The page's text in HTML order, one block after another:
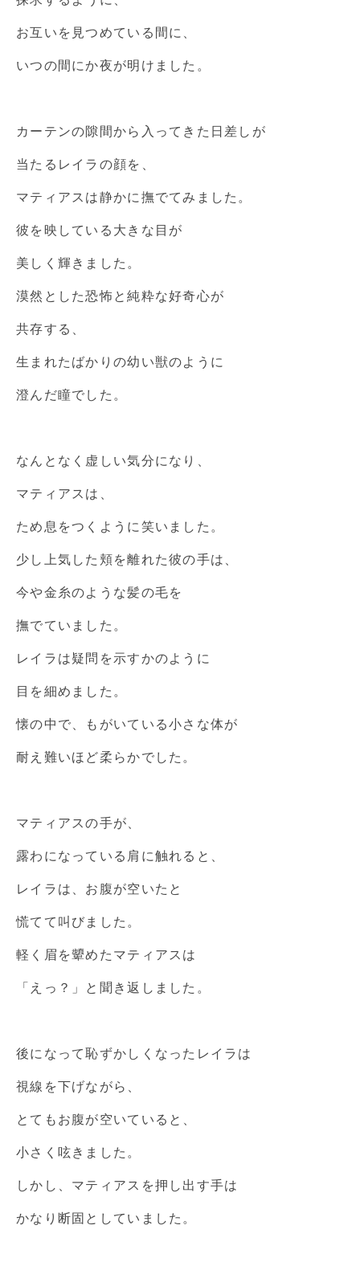
お互いを見つめている間に、
いつの間にか夜が明けました。
カーテンの隙間から入ってきた日差しが
当たるレイラの顔を、
マティアスは静かに撫でてみました。
彼を映している大きな目が
美しく輝きました。
漠然とした恐怖と純粋な好奇心が
共存する、
生まれたばかりの幼い獣のように
澄んだ瞳でした。
なんとなく虚しい気分になり、
マティアスは、
ため息をつくように笑いました。
少し上気した頬を離れた彼の手は、
今や金糸のような髪の毛を
撫でていました。
レイラは疑問を示すかのように
目を細めました。
懐の中で、もがいている小さな体が
耐え難いほど柔らかでした。
マティアスの手が、
露わになっている肩に触れると、
レイラは、お腹が空いたと
慌てて叫びました。
軽く眉を顰めたマティアスは
「えっ？」と聞き返しました。
後になって恥ずかしくなったレイラは
視線を下げながら、
とてもお腹が空いていると、
小さく呟きました。
しかし、マティアスを押し出す手は
かなり断固としていました。